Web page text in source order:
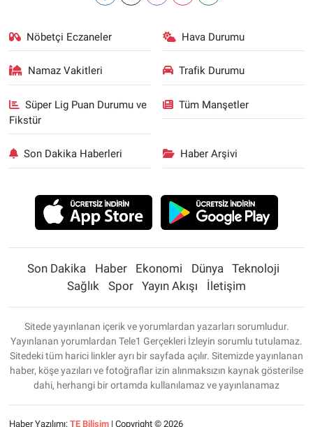
Nöbetçi Eczaneler Hava Durumu
Namaz Vakitleri Trafik Durumu
Süper Lig Puan Durumu ve
Fikstür
Tüm Manşetler
Son Dakika Haberleri Haber Arşivi
Son Dakika Haber Ekonomi Dünya
Teknoloji
Sağlık
Spor Yayın Akışı İletişim
Sitede yayınlanan içerik ve yorumlardan yazarları sorumludur.
Yayınlanan yorumlardan Tele1 Gerçekleri İzleyin sorumlu tutulamaz.
Sitedeki tüm harici linkler ayrı bir sayfada açılır. Sitemizde yayınlanan
haber, köşe yazıları ve fotoğraflar izin alınmaksızın kaynak gösterilse
dahi, herhangi bir ortamda kullanılamaz ve yayınlanamaz
Haber Yazılımı: TE Bilişim| Copyright © 2026